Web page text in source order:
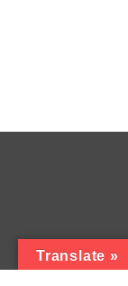
Translate »